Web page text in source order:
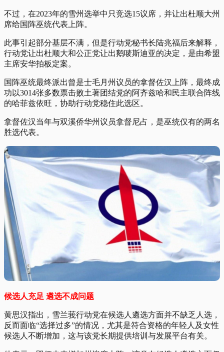
不过，在2023年的雪州选举中只竞选15议席，并让出杜顺大州
席给国阵巫统代表上阵。
此事引起部分基层不满，但是行动党秘书长陆兆福后来解释，
行动党让出杜顺大和公正党让出鹅唛斯迪亚的决定，是由希盟
主席安华拍板定案。
国阵巫统最终派出曾是士毛月州议员的拿督佐汉上阵，最终成
功以3014张多数票击败土著团结党的阿齐兹哈和民主联合阵线
的哈菲兹依旺，协助行动党稳住此选区。
拿督佐汉当年与双溪侨华州议员拿督尼占，是巫统仅有的两名
胜选代表。
候选人充足 遴选不成问题
黄思汉指出，雪兰莪行动党在候选人遴选方面并不缺乏人选，
反而面临“选择过多”的情况，尤其是符合资格的年轻人及女性
候选人不断增加，这与该党长期提供培训与发展平台有关。